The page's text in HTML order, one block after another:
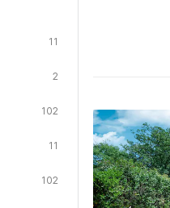
11
2
102
11
102